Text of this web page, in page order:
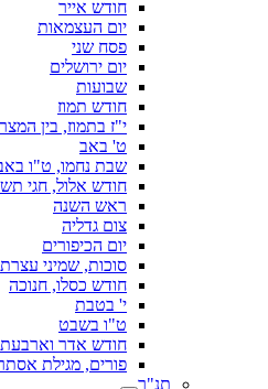
חודש אייר
יום העצמאות
פסח שני
יום ירושלים
שבועות
חודש תמוז
י"ז בתמוז, בין
ט' באב
שבת נחמו, ט"ו
חודש אלול, חגי
ראש השנה
צום גדליה
יום הכיפורים
סוכות, שמיני עצרת
חודש כסלו, חנוכה
י' בטבת
ט"ו בשבט
חודש אדר
פורים, מגילת
תנ"ך